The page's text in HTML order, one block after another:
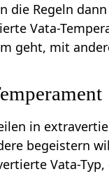
die Regeln
Vata-
geht, mit
in
begeistern
Vata-